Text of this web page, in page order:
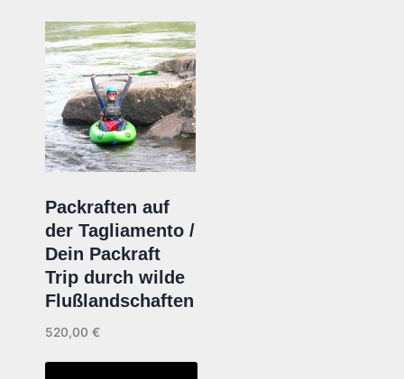
Packraften auf
der Tagliamento /
Dein Packraft
Trip durch wilde
Flußlandschaften
520,00 €